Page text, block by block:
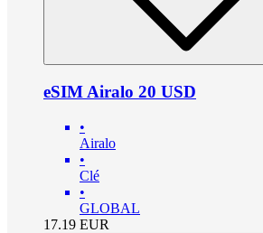
eSIM Airalo 20 USD
•
Airalo
•
Clé
•
GLOBAL
17.19 EUR